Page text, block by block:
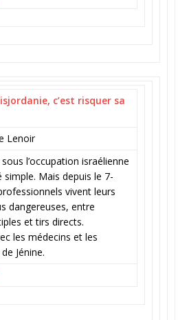
c’est risquer sa
Lenoir
l’occupation israélienne
simple. Mais depuis le 7-
vivent leurs
dangereuses, entre
et tirs directs.
les médecins et les
Jénine.